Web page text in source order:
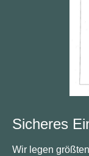
Sicheres
Wir legen